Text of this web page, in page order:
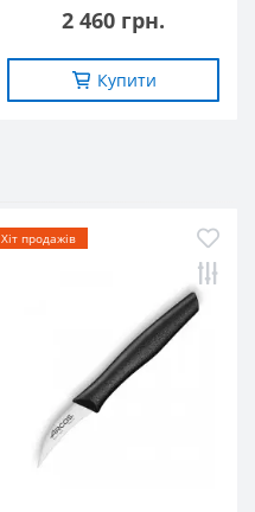
2 460 грн.
Купити
Хіт продажів